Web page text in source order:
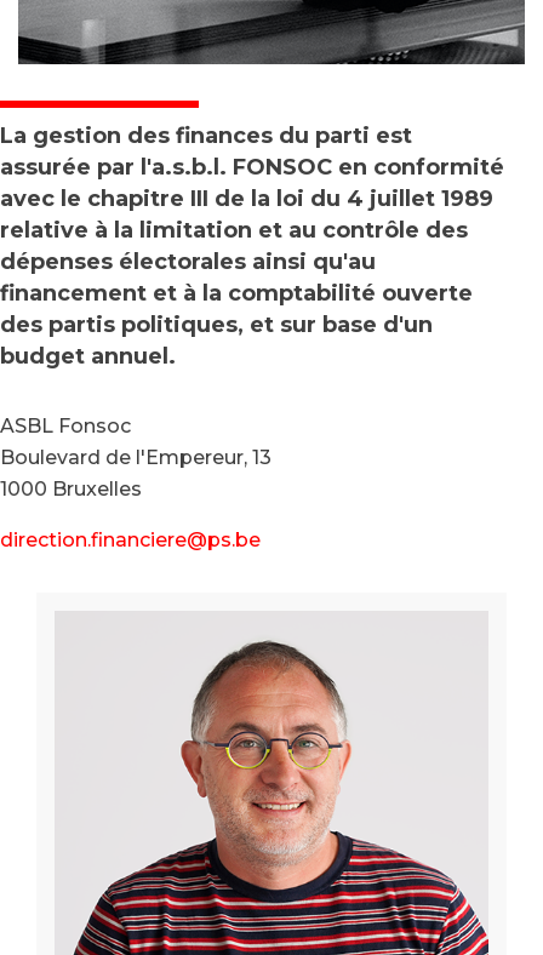
La gestion des finances du parti est
assurée par l'a.s.b.l. FONSOC en conformité
avec le chapitre III de la loi du 4 juillet 1989
relative à la limitation et au contrôle des
dépenses électorales ainsi qu'au
financement et à la comptabilité ouverte
des partis politiques, et sur base d'un
budget annuel.
ASBL Fonsoc
Boulevard de l'Empereur, 13
1000 Bruxelles
direction.financiere@ps.be